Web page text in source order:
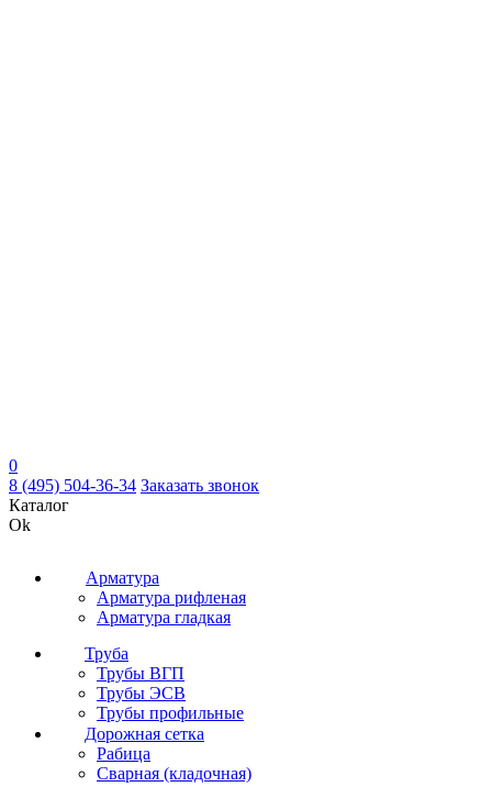
0
8 (495) 504-36-34 Заказать звонок
Каталог
Ok
Арматура
Арматура рифленая
Арматура гладкая
Труба
Трубы ВГП
Трубы ЭСВ
Трубы профильные
Дорожная сетка
Рабица
Сварная (кладочная)